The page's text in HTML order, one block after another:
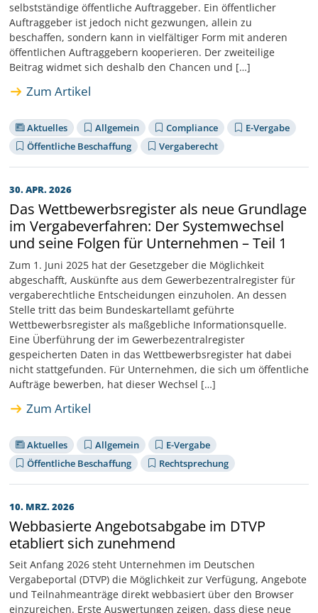
selbstständige öffentliche Auftraggeber. Ein öffentlicher
Auftraggeber ist jedoch nicht gezwungen, allein zu
beschaffen, sondern kann in vielfältiger Form mit anderen
öffentlichen Auftraggebern kooperieren. Der zweiteilige
Beitrag widmet sich deshalb den Chancen und […]
Zum Artikel
Aktuelles Allgemein Compliance
E-Vergabe
Öffentliche Beschaffung
Vergaberecht
30. APR. 2026
Das Wettbewerbsregister als neue Grundlage
im Vergabeverfahren: Der Systemwechsel
und seine Folgen für Unternehmen – Teil 1
Zum 1. Juni 2025 hat der Gesetzgeber die Möglichkeit
abgeschafft, Auskünfte aus dem Gewerbezentralregister für
vergaberechtliche Entscheidungen einzuholen. An dessen
Stelle tritt das beim Bundeskartellamt geführte
Wettbewerbsregister als maßgebliche Informationsquelle.
Eine Überführung der im Gewerbezentralregister
gespeicherten Daten in das Wettbewerbsregister hat dabei
nicht stattgefunden. Für Unternehmen, die sich um öffentliche
Aufträge bewerben, hat dieser Wechsel […]
Zum Artikel
Aktuelles Allgemein
E-Vergabe
Öffentliche Beschaffung
Rechtsprechung
10. MRZ. 2026
Webbasierte Angebotsabgabe im DTVP
etabliert sich zunehmend
Seit Anfang 2026 steht Unternehmen im Deutschen
Vergabeportal (DTVP) die Möglichkeit zur Verfügung, Angebote
und Teilnahmeanträge direkt webbasiert über den Browser
einzureichen. Erste Auswertungen zeigen, dass diese neue